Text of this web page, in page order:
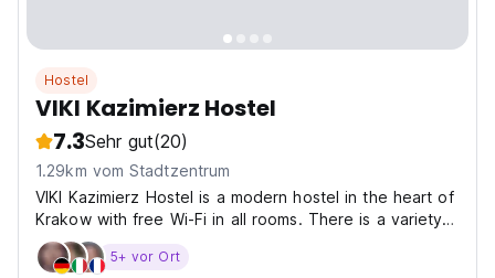
Hostel
VIKI Kazimierz Hostel
7.3Sehr gut(20)
1.29km vom Stadtzentrum
VIKI Kazimierz Hostel is a modern hostel in the heart of
Krakow with free Wi-Fi in all rooms. There is a variety
of accommodation options available, from family rooms
with a Queensize bed to a bed in a dormitory.
5+ vor Ort